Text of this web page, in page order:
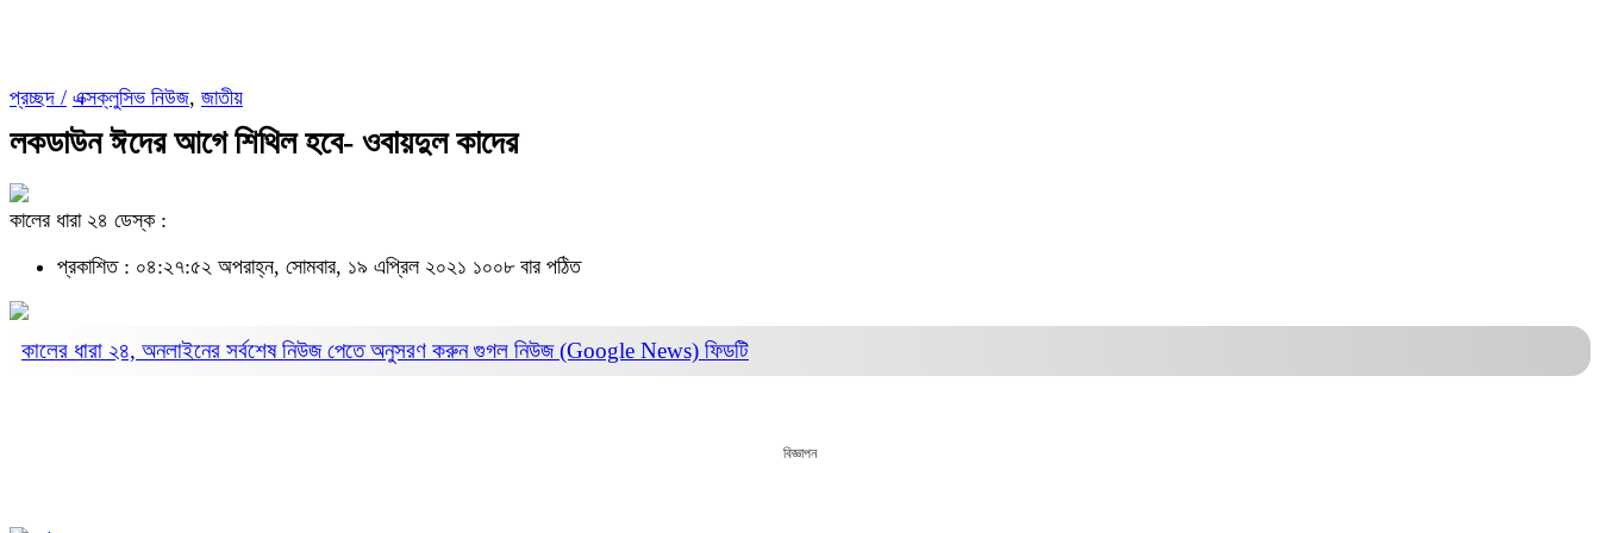
প্রচ্ছদ / এক্সক্লুসিভ নিউজ, জাতীয়
লকডাউন ঈদের আগে শিথিল হবে- ওবায়দুল কাদের
কালের ধারা ২৪ ডেস্ক :
প্রকাশিত : ০৪:২৭:৫২ অপরাহ্ন, সোমবার, ১৯ এপ্রিল ২০২১ ১০০৮ বার পঠিত
কালের ধারা ২৪, অনলাইনের সর্বশেষ নিউজ পেতে অনুসরণ করুনগুগল নিউজ (Google News) ফিডটি
বিজ্ঞাপন